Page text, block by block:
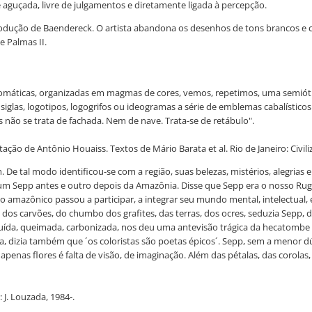
livre de julgamentos e diretamente ligada à percepção.
de Baendereck. O artista abandona os desenhos de tons brancos
Palmas II.
organizadas em magmas de cores, vemos, repetimos, uma
logotipos, logogrifos ou ideogramas a série de emblemas
se trata de fachada. Nem de nave. Trata-se de retábulo".
de Antônio Houaiss. Textos de Mário Barata et al. Rio de Janeiro:
tal modo identificou-se com a região, suas belezas, mistérios,
Sepp antes e outro depois da Amazônia. Disse que Sepp era o nosso
passou a participar, a integrar seu mundo mental,
carvões, do chumbo dos grafites, das terras, dos ocres, seduzia
queimada, carbonizada, nos deu uma antevisão trágica da
dizia também que ´os coloristas são poetas épicos´. Sepp, sem a
flores é falta de visão, de imaginação. Além das pétalas, das
Louzada, 1984-.